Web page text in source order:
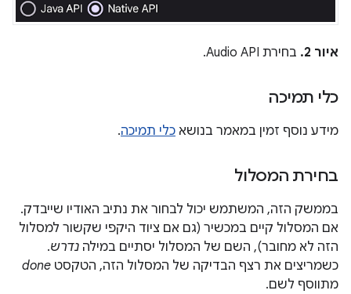
איור 2. בחירת Audio API.
כלי תמיכה
מידע נוסף זמין במאמר בנושא כלי תמיכה.
בחירת המסלול
בממשק הזה, המשתמש יכול לבחור את נתיב האודיו שייבדק.
אם המסלול קיים במכשיר (גם אם ציוד היקפי שקשור למסלול
הזה לא מחובר), השם של המסלול יסתיים במילה נדרש.
כשמריצים את רצף הבדיקה של המסלול הזה, הטקסט done
מתווסף לשם.